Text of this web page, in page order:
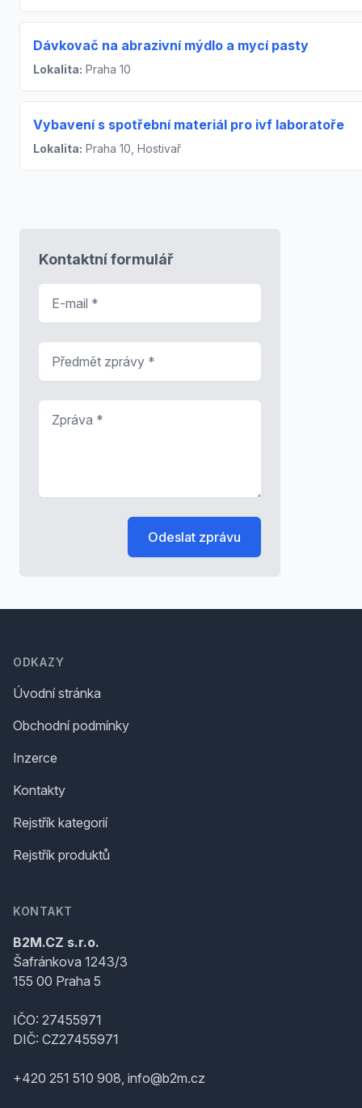
Dávkovač na abrazivní mýdlo a mycí pasty
Lokalita: Praha 10
Vybavení s spotřební materiál pro ivf laboratoře
Lokalita: Praha 10, Hostivař
Kontaktní formulář
Odeslat zprávu
ODKAZY
Úvodní stránka
Obchodní podmínky
Inzerce
Kontakty
Rejstřík kategorií
Rejstřík produktů
KONTAKT
B2M.CZ s.r.o.
Šafránkova 1243/3
155 00 Praha 5
IČO: 27455971
DIČ: CZ27455971
+420 251 510 908, info@b2m.cz